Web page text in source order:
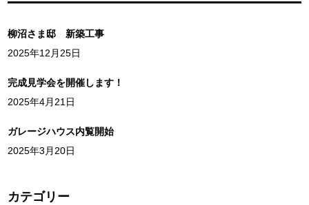
柳沼さま邸 新築工事
2025年12月25日
完成見学会を開催します！
2025年4月21日
ガレージハウス内覧開始
2025年3月20日
カテゴリー